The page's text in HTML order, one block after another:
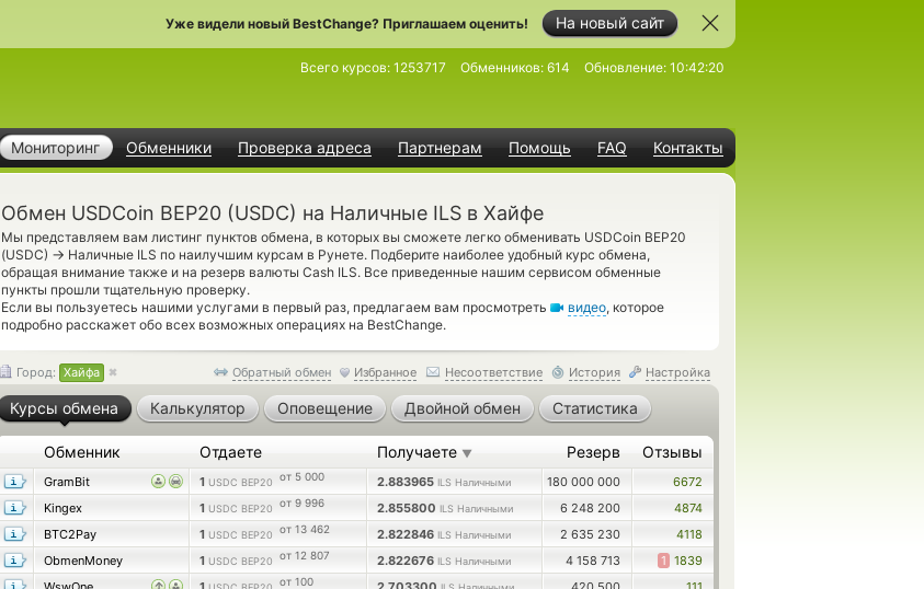
На новый сайт
Уже видели новый BestChange? Приглашаем оценить!
Мониторинг Обменники Проверка адреса Партнерам Помощь FAQ Контакты
Всего курсов: 1253717 Обменников: 614 Обновление: 10:42:20
Обмен USDCoin BEP20 (USDC) на Наличные ILS в Хайфе
Мы представляем вам листинг пунктов обмена, в которых вы сможете легко обменивать USDCoin BEP20
(USDC) → Наличные ILS по наилучшим курсам в Рунете. Подберите наиболее удобный курс обмена,
обращая внимание также и на резерв валюты Cash ILS. Все приведенные нашим сервисом обменные
пункты прошли тщательную проверку.
Если вы пользуетесь нашими услугами в первый раз, предлагаем вам просмотреть
видео, которое
подробно расскажет обо всех возможных операциях на BestChange.
Обратный обмен Избранное Несоответствие История Настройка
Город: Хайфа
Курсы обмена Калькулятор Оповещение Двойной обмен Статистика
Обменник Отдаете Получаете ▼ Резерв Отзывы
GramBit 1 USDC BEP20 от 5 000 2.883965 ILS Наличными 180 000 000
6672
Kingex
1 USDC BEP20 от 9 996 2.855800 ILS Наличными 6 248 200
4874
BTC2Pay
1 USDC BEP20 от 13 462 2.822846 ILS Наличными 2 635 230
4118
ObmenMoney
1 USDC BEP20 от 12 807 2.822676 ILS Наличными 4 158 713 1 1839
от 100